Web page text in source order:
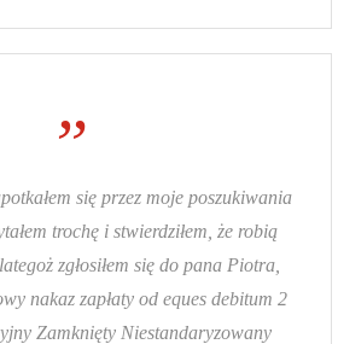
”
się przez moje poszukiwania
trochę i stwierdziłem, że robią
zgłosiłem się do pana Piotra,
nakaz zapłaty od eques debitum 2
Zamknięty Niestandaryzowany